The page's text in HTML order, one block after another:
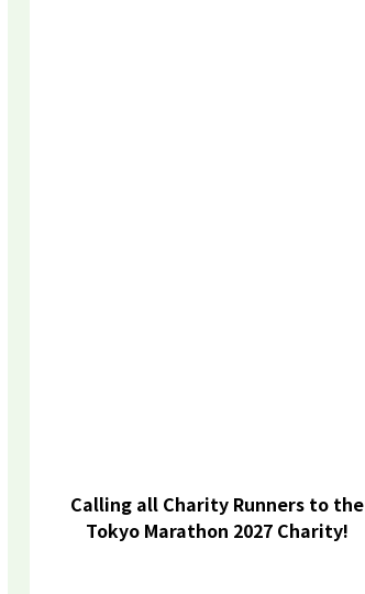
Calling all Charity Runners to the
Tokyo Marathon 2027 Charity!